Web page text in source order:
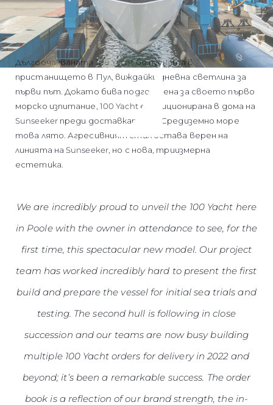
Дългоочакваната 100 Yacht бе пусната в
пристанището в Пул, виждайки дневна светлина за
първи път. Докато бива подготвена за своето първо
морско изпитание, 100 Yacht е позиционирана в дома на
Sunseeker преди доставката й в Средиземно море
това лято. Агресивният стил остава верен на
линията на Sunseeker, но с нова, триизмерна
естетика.
We are incredibly proud to unveil the 100 Yacht here
in Poole with the owner in attendance to see, for the
first time, this spectacular new model. Our project
team has worked incredibly hard to present the first
build and prepare the vessel for initial sea trials and
testing. The second hull is following in close
succession and our teams are now busy building
multiple 100 Yacht orders for delivery in 2022 and
beyond; it’s been a remarkable success. The order
book is a reflection of our brand strength, the in-